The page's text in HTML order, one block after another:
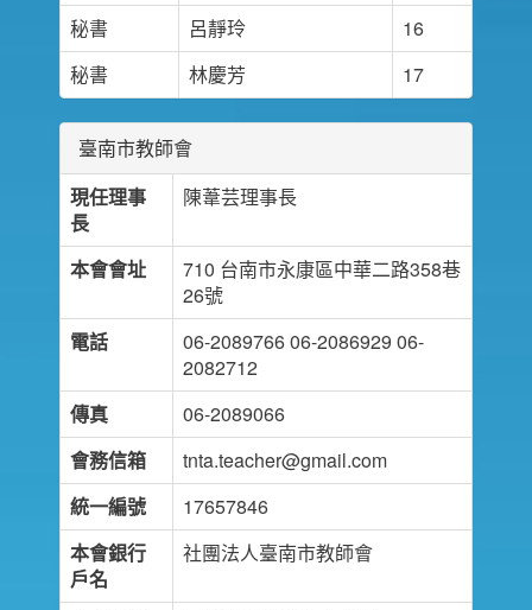
秘書
呂靜玲
16
秘書
林慶芳 17
臺南市教師會
現任理事
長
陳葦芸理事長
本會會址
710 台南市永康區中華二路358巷
26號
電話
06-2089766 06-2086929 06-
2082712
傳真
06-2089066
會務信箱
tnta.teacher@gmail.com
統一編號
17657846
本會銀行
戶名
社團法人臺南市教師會